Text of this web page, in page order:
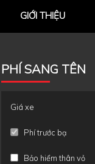
GIỚI THIỆU
PHÍ SANG TÊN
Giá xe
Phí trước bạ
Bảo hiểm thân vỏ